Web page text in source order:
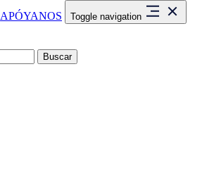
APÓYANOS Toggle navigation